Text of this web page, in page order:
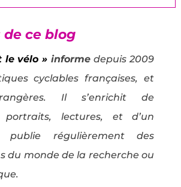
de ce blog
le vélo » informe depuis 2009
cyclables françaises, et
Il s’enrichit de
portraits, lectures, et d’un
publie régulièrement des
du monde de la recherche ou